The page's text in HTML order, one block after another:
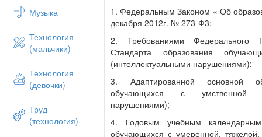
Музыка
Технология
(мальчики)
Технология
(девочки)
Труд
(технология)
1. Федеральным Законом « Об
декабря 2012г. № 273-Ф3;
2. Требованиями Федерального
Стандарта образования
(интеллектуальными нарушениями);
3. Адаптированной основной
обучающихся с умственной
нарушениями);
4. Годовым учебным
обучающихся с умеренной,